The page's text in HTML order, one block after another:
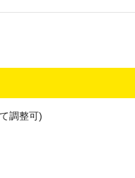
調整可)